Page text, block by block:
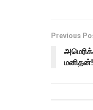
Previous
மனிதன்!